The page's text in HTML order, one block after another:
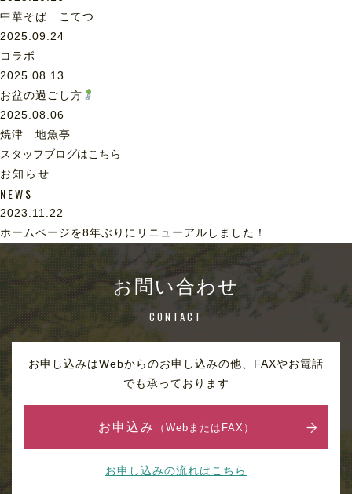
中華そば こてつ
2025.09.24
コラボ
2025.08.13
お盆の過ごし方
2025.08.06
焼津 地魚亭
スタッフブログはこちら
お知らせ
NEWS
2023.11.22
ホームページを8年ぶりにリニューアルしました！
お問い合わせ
CONTACT
お申し込みはWebからのお申し込みの他、FAXやお電話
でも承っております
お申込み （WebまたはFAX）
お申し込みの流れはこちら